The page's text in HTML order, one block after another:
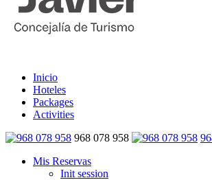
Inicio
Hoteles
Packages
Activities
968 078 958
Mis Reservas
Init session